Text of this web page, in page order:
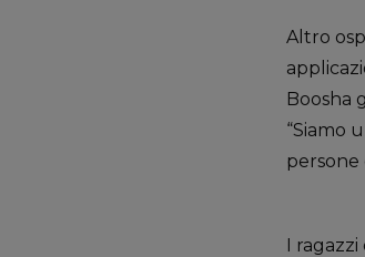
Altro
Boosha
“Siamo
persone
I